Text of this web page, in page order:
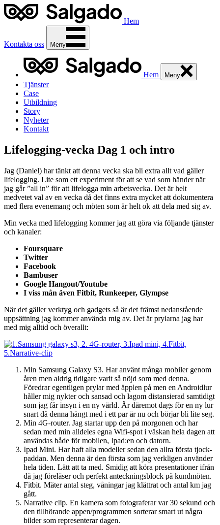
Hem
Kontakta oss Meny
Hem Meny
Tjänster
Case
Utbildning
Story
Nyheter
Kontakt
Lifelogging-vecka Dag 1 och intro
Jag (Daniel) har tänkt att denna vecka ska bli extra allt vad gäller
lifelogging. Lite som ett experiment för att se vad som händer när
jag går ”all in” för att lifelogga min arbetsvecka. Det är helt
medvetet val av en vecka då det finns extra mycket att dokumentera
med flera evenemang och möten som är helt ok att dela med sig av.
Min vecka med lifelogging kommer jag att göra via följande tjänster
och kanaler:
Foursquare
Twitter
Facebook
Bambuser
Google Hangout/Youtube
I viss mån även Fitbit, Runkeeper, Glympse
När det gäller verktyg och gadgets så är det främst nedanstående
uppsättning jag kommer använda mig av. Det är prylarna jag har
med mig alltid och överallt:
Min Samsung Galaxy S3. Har använt många mobiler genom
åren men aldrig tidigare varit så nöjd som med denna.
Föredrar egentligen prylar med äpplen på men en Androidlur
håller mig nykter och sansad och lagom distansierad samtidigt
som jag får insyn i en ny värld. Är däremot dags för en ny lur
snart då denna hängt med i ett par år nu och börjar bli lite seg.
Min 4G-router. Jag startar upp den på morgonen och har
sedan med min alldeles egna Wifi-spot i väskan hela dagen att
användas både för mobilen, Ipad:en och datorn.
Ipad Mini. Har haft alla modeller sedan den allra första tjock-
paddan. Men denna är den första som jag verkligen använder
hela tiden. Lätt att ta med. Smidig att köra presentationer ifrån
då jag föreläser och perfekt anteckningsblock på kundmöten.
Fitbit. Mäter antal steg, våningar jag klättrat och antal km jag
gått.
Narrative clip. En kamera som fotograferar var 30 sekund och
den tillhörande appen/programmen sorterar smart ut några
bilder som representerar dagen.